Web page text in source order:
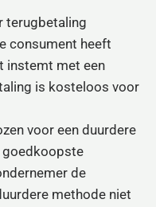
terugbetaling
consument heeft
instemt met een
is kosteloos voor
voor een duurdere
goedkoopste
de
methode niet